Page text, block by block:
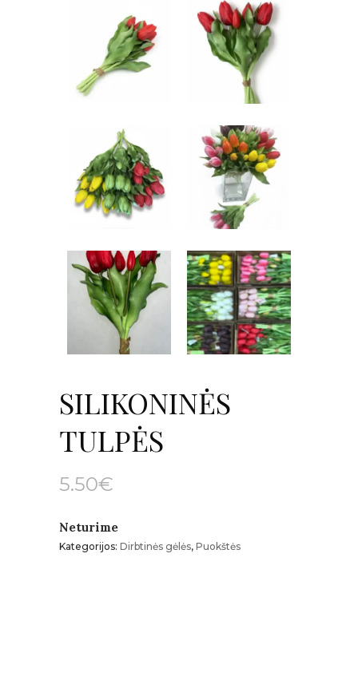
SILIKONINĖS
TULPĖS
5.50€
Neturime
Kategorijos: Dirbtinės gėlės, Puokštės